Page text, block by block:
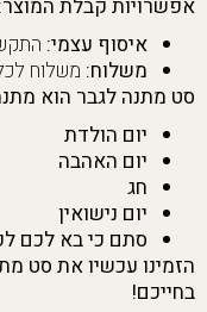
אפשרויות קבלת המוצר:
איסוף עצמי:
משלוח: משלוח לכל
סט מתנה לגבר הוא
יום הולדת
יום האהבה
חג
יום נישואין
סתם כי בא לכם
הזמינו עכשיו את סט
בחייכם!